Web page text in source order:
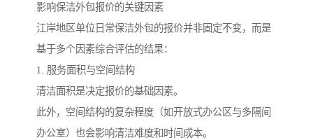
影响保洁外包报价的关键因素
江岸地区单位日常保洁外包的报价并非固定不变，而是
基于多个因素综合评估的结果：
1. 服务面积与空间结构
清洁面积是决定报价的基础因素。
此外，空间结构的复杂程度（如开放式办公区与多隔间
办公室）也会影响清洁难度和时间成本。